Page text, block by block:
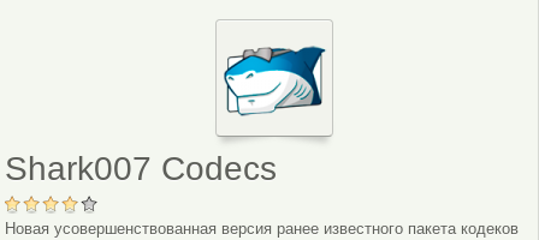
Shark007 Codecs
Новая усовершенствованная версия ранее известного пакета кодеков